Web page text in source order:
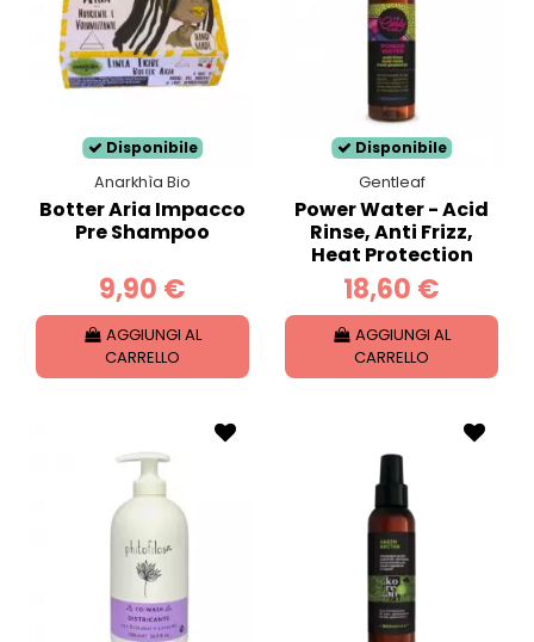
Disponibile
Anarkhìa Bio
Botter Aria Impacco
Pre Shampoo
9,90 €
AGGIUNGI AL
CARRELLO
Disponibile
Gentleaf
Power Water - Acid
Rinse, Anti Frizz,
Heat Protection
18,60 €
AGGIUNGI AL
CARRELLO